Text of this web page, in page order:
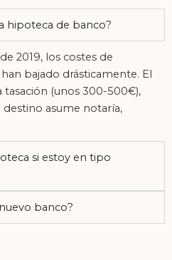
hipoteca de banco?
2019, los costes de
bajado drásticamente. El
tasación (unos 300-500€),
asume notaría,
si estoy en tipo
banco?